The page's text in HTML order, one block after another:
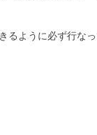
るように必ず行なっ